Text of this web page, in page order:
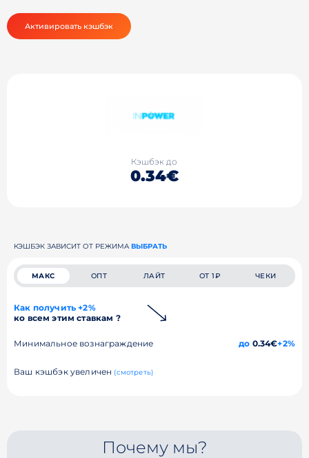
Активировать кэшбэк
Кэшбэк до
0.34€
КЭШБЭК ЗАВИСИТ ОТ РЕЖИМА ВЫБРАТЬ
МАКС ОПТ ЛАЙТ ОТ 1₽ ЧЕКИ
Как получить +2%
ко всем этим ставкам ?
Минимальное вознаграждение до 0.34€+2%
Ваш кэшбэк увеличен (смотреть)
Почему мы?